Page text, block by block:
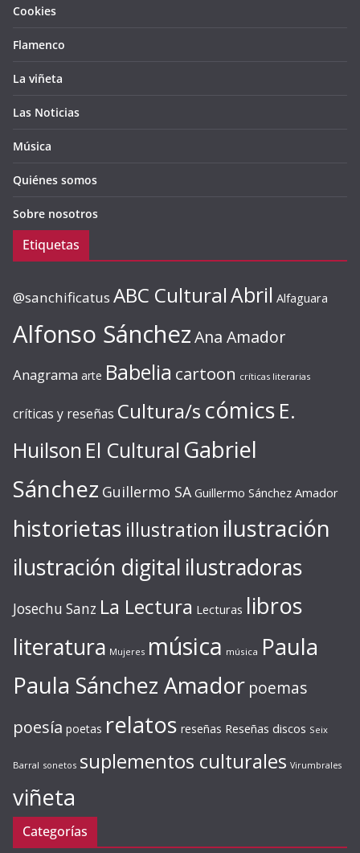
Cookies
Flamenco
La viñeta
Las Noticias
Música
Quiénes somos
Sobre nosotros
Etiquetas
@sanchificatus ABC CulturalAbril Alfaguara
Alfonso SánchezAna Amador
Anagrama arte Babelia cartoon críticas literarias
críticas y reseñas Cultura/s cómics E.
Huilson El Cultural Gabriel
Sánchez Guillermo SA Guillermo Sánchez Amador
historietas illustration ilustración
ilustración digital ilustradoras
Josechu Sanz La Lectura Lecturas libros
literatura Mujeres música música Paula
Paula Sánchez Amador poemas
poesía poetas relatos reseñas Reseñas discos Seix
Barral sonetos suplementos culturales Virumbrales
viñeta
Categorías